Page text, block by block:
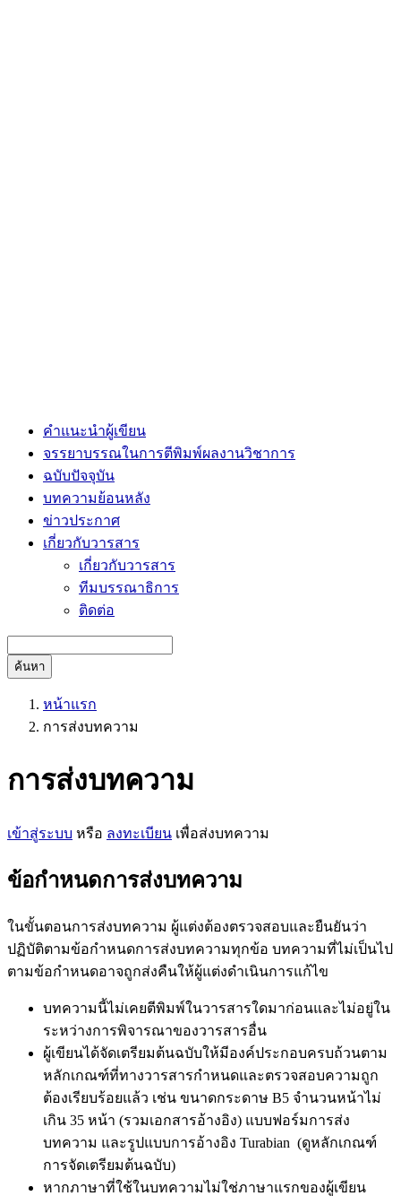
คำแนะนำผู้เขียน
จรรยาบรรณในการตีพิมพ์ผลงานวิชาการ
ฉบับปัจจุบัน
บทความย้อนหลัง
ข่าวประกาศ
เกี่ยวกับวารสาร
เกี่ยวกับวารสาร
ทีมบรรณาธิการ
ติดต่อ
ค้นหา
หน้าแรก
การส่งบทความ
การส่งบทความ
เข้าสู่ระบบ หรือ ลงทะเบียน เพื่อส่งบทความ
ข้อกำหนดการส่งบทความ
ในขั้นตอนการส่งบทความ ผู้แต่งต้องตรวจสอบและยืนยันว่า
ปฏิบัติตามข้อกำหนดการส่งบทความทุกข้อ บทความที่ไม่เป็นไป
ตามข้อกำหนดอาจถูกส่งคืนให้ผู้แต่งดำเนินการแก้ไข
บทความนี้ไม่เคยตีพิมพ์ในวารสารใดมาก่อนและไม่อยู่ใน
ระหว่างการพิจารณาของวารสารอื่น
ผู้เขียนได้จัดเตรียมต้นฉบับให้มีองค์ประกอบครบถ้วนตาม
หลักเกณฑ์ที่ทางวารสารกำหนดและตรวจสอบความถูก
ต้องเรียบร้อยแล้ว เช่น ขนาดกระดาษ B5 จำนวนหน้าไม่
เกิน 35 หน้า (รวมเอกสารอ้างอิง) แบบฟอร์มการส่ง
บทความ และรูปแบบการอ้างอิง Turabian (ดูหลักเกณฑ์
การจัดเตรียมต้นฉบับ)
หากภาษาที่ใช้ในบทความไม่ใช่ภาษาแรกของผู้เขียน